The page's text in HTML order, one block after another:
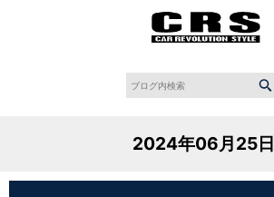
2024年06月25日